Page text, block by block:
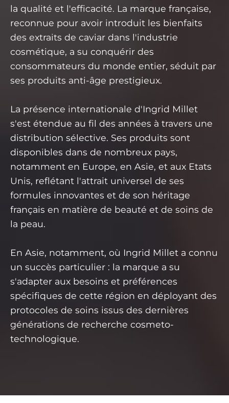
la qualité et l'efficacité. La marque française,
reconnue pour avoir introduit les bienfaits
des extraits de caviar dans l'industrie
cosmétique, a su conquérir des
consommateurs du monde entier, séduit par
ses produits anti-âge prestigieux.
La présence internationale d'Ingrid Millet
s'est étendue au fil des années à travers une
distribution sélective. Ses produits sont
disponibles dans de nombreux pays,
notamment en Europe, en Asie, et aux Etats
Unis, reflétant l'attrait universel de ses
formules innovantes et de son héritage
français en matière de beauté et de soins de
la peau.
En Asie, notamment, où Ingrid Millet a connu
un succès particulier : la marque a su
s'adapter aux besoins et préférences
spécifiques de cette région en déployant des
protocoles de soins issus des dernières
générations de recherche cosmeto-
technologique.